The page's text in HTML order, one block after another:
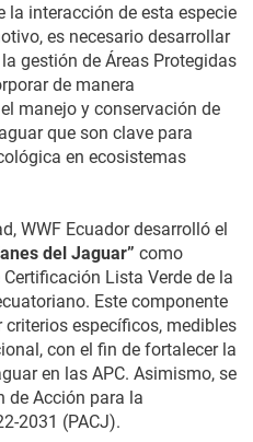
la interacción de esta especie
es necesario desarrollar
gestión de Áreas Protegidas
de manera
manejo y conservación de
que son clave para
en ecosistemas
WWF Ecuador desarrolló el
del Jaguar” como
Lista Verde de la
Este componente
específicos, medibles
con el fin de fortalecer la
en las APC. Asimismo, se
de Acción para la
2031 (PACJ).